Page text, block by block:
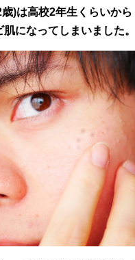
)は高校2年生くらいから
肌になってしまいました。